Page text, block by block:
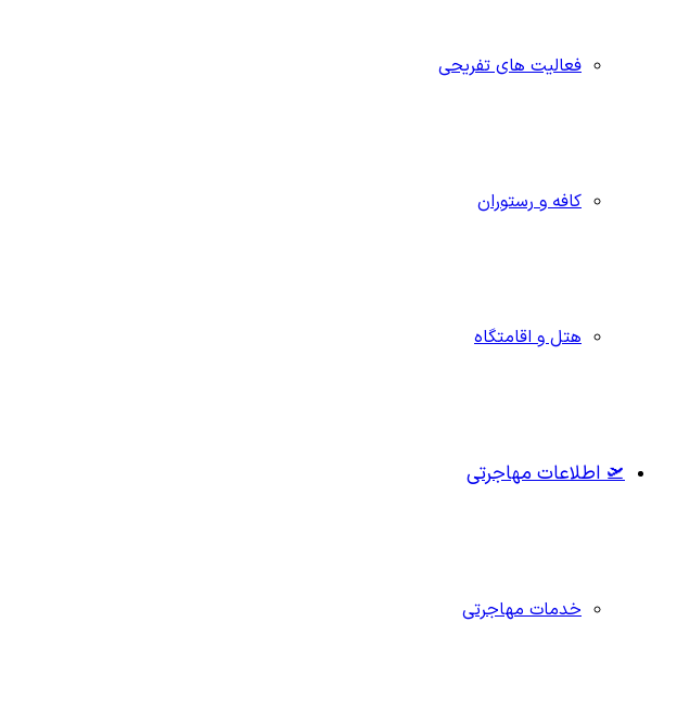
فعالیت های تفریحی
کافه و رستوران
هتل و اقامتگاه
🛫 اطلاعات مهاجرتی
خدمات مهاجرتی